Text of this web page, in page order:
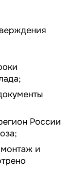
России
и